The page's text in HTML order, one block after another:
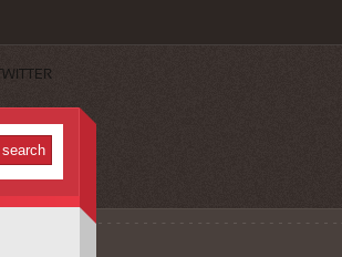
TWITTER